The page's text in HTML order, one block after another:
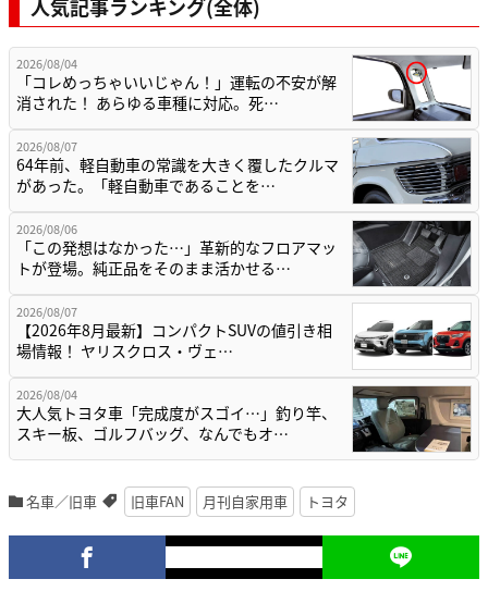
人気記事ランキング(全体)
2026/08/04
「コレめっちゃいいじゃん！」運転の不安が解
消された！ あらゆる車種に対応。死…
2026/08/07
64年前、軽自動車の常識を大きく覆したクルマ
があった。「軽自動車であることを…
2026/08/06
「この発想はなかった…」革新的なフロアマッ
トが登場。純正品をそのまま活かせる…
2026/08/07
【2026年8月最新】コンパクトSUVの値引き相
場情報！ ヤリスクロス・ヴェ…
2026/08/04
大人気トヨタ車「完成度がスゴイ…」釣り竿、
スキー板、ゴルフバッグ、なんでもオ…
名車／旧車 旧車FAN 月刊自家用車 トヨタ